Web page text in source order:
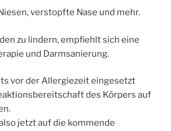
verstopfte Nase und mehr.
zu lindern, empfiehlt sich eine
und Darmsanierung.
vor der Allergiezeit eingesetzt
des Körpers auf
jetzt auf die kommende